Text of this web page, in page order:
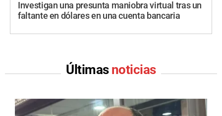
Investigan una presunta maniobra virtual tras un
faltante en dólares en una cuenta bancaria
Últimas noticias